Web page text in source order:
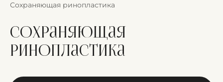
Сохраняющая ринопластика
Сохраняющая
ринопластика